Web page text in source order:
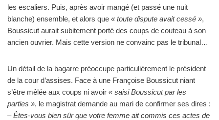
les escaliers. Puis, après avoir mangé (et passé une nuit
blanche) ensemble, et alors que « toute dispute avait cessé »,
Boussicut aurait subitement porté des coups de couteau à son
ancien ouvrier. Mais cette version ne convainc pas le tribunal…
Un détail de la bagarre préoccupe particulièrement le président
de la cour d’assises. Face à une Françoise Boussicut niant
s’être mêlée aux coups ni avoir « saisi Boussicut par les
parties », le magistrat demande au mari de confirmer ses dires :
– Êtes-vous bien sûr que votre femme ait commis ces actes de